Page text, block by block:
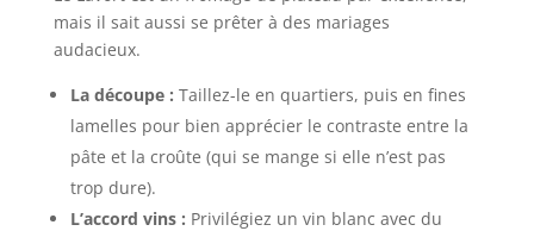
mais il sait aussi se prêter à des mariages
audacieux.
La découpe : Taillez-le en quartiers, puis en fines
lamelles pour bien apprécier le contraste entre la
pâte et la croûte (qui se mange si elle n’est pas
trop dure).
L’accord vins : Privilégiez un vin blanc avec du